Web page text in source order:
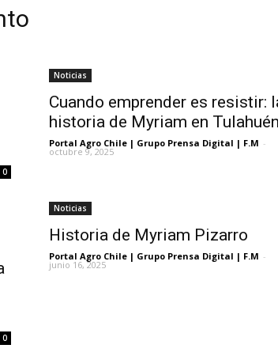
0
Noticias
Cuando emprender es resistir:
historia de Myriam en Tulahuén
Portal Agro Chile | Grupo Prensa Digital | F.M -
octubre 9, 2025
0
Noticias
Historia de Myriam Pizarro
Portal Agro Chile | Grupo Prensa Digital | F.M -
junio 16, 2025